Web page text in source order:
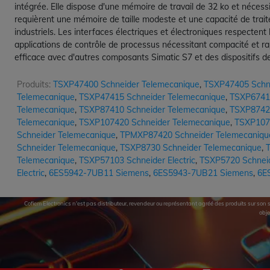
intégrée. Elle dispose d'une mémoire de travail de 32 ko et
requièrent une mémoire de taille modeste et une capacité de
industriels. Les interfaces électriques et électroniques
applications de contrôle de processus nécessitant compacité et
efficace avec d'autres composants Simatic S7 et des dispositifs
Produits: TSXP47400 Schneider Telemecanique, TSXP47405
Telemecanique, TSXP47415 Schneider Telemecanique,
Telemecanique, TSXP87410 Schneider Telemecanique,
Telemecanique, TSXP107420 Schneider Telemecanique,
Schneider Telemecanique, TPMXP87420 Schneider
Schneider Telemecanique, TSXP8730 Schneider Telemecanique,
Telemecanique, TSXP57103 Schneider Electric, TSXP5720
Electric, 6ES5942-7UB11 Siemens, 6ES5943-7UB21 Siemens,
Cofiem Electronics n'est pas distributeur, revendeur ou représentant agréé des produits sur